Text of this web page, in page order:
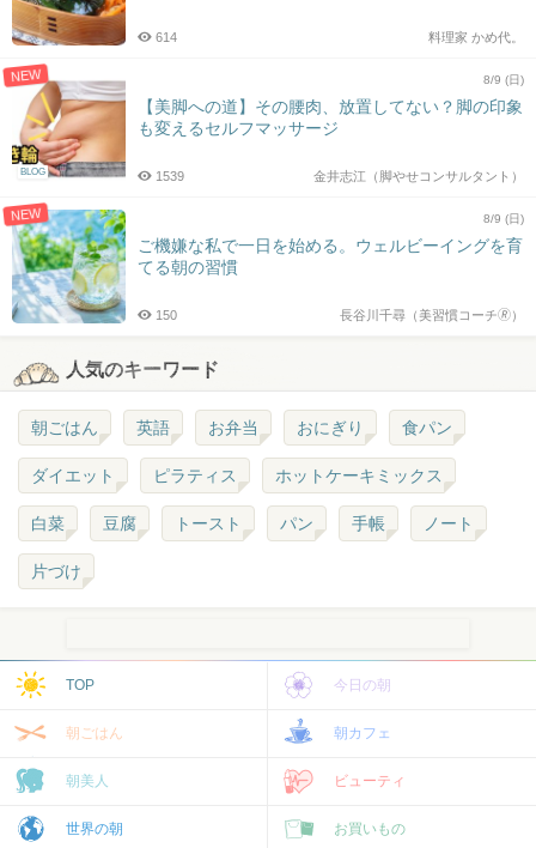
料理家 かめ代。
614
NEW
BLOG
8/9 (日)
【美脚への道】その腰肉、放置してない？脚の印象
も変えるセルフマッサージ
金井志江（脚やせコンサルタント）
1539
NEW 8/9 (日)
ご機嫌な私で一日を始める。ウェルビーイングを育
てる朝の習慣
長谷川千尋（美習慣コーチ🄬）
150
人気のキーワード
朝ごはん 英語 お弁当 おにぎり 食パン
ダイエット ピラティス ホットケーキミックス
白菜 豆腐 トースト パン 手帳 ノート
片づけ
TOP 今日の朝
朝ごはん 朝カフェ
朝美人 ビューティ
世界の朝 お買いもの